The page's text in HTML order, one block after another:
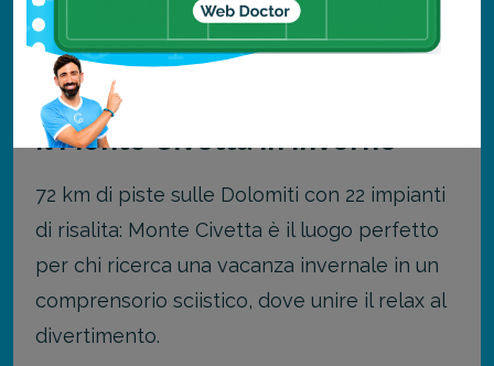
Leggi anche “
Patrimonio UNESCO in Italia: i siti più belli
Il Monte Civetta in inverno
72 km di piste sulle Dolomiti con 22 impianti
di risalita: Monte Civetta è il luogo perfetto
per chi ricerca una vacanza invernale in un
comprensorio sciistico, dove unire il relax al
divertimento.